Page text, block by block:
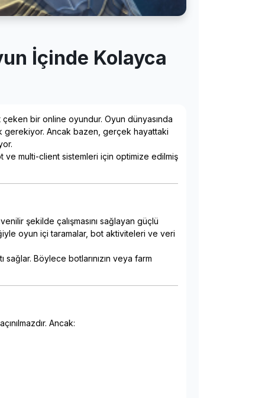
İçinde Kolayca
bir online oyundur. Oyun dünyasında
gerekiyor. Ancak bazen, gerçek hayattaki
multi-client sistemleri için optimize edilmiş
şekilde çalışmasını sağlayan güçlü
oyun içi taramalar, bot aktiviteleri ve veri
Böylece botlarınızın veya farm
Ancak: